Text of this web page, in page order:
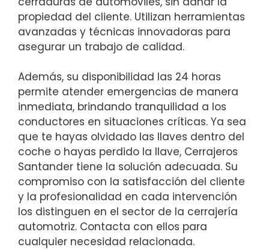
propiedad del cliente. Utilizan herramientas
avanzadas y técnicas innovadoras para
asegurar un trabajo de calidad.
Además, su disponibilidad las 24 horas
permite atender emergencias de manera
inmediata, brindando tranquilidad a los
conductores en situaciones críticas. Ya sea
que te hayas olvidado las llaves dentro del
coche o hayas perdido la llave, Cerrajeros
Santander tiene la solución adecuada. Su
compromiso con la satisfacción del cliente
y la profesionalidad en cada intervención
los distinguen en el sector de la cerrajería
automotriz. Contacta con ellos para
cualquier necesidad relacionada.